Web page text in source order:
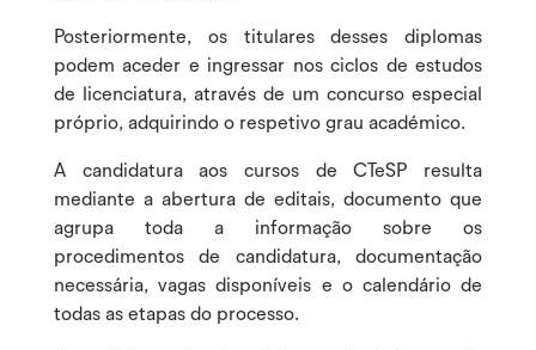
Posteriormente, os titulares desses diplomas
podem aceder e ingressar nos ciclos de estudos
de licenciatura, através de um concurso especial
próprio, adquirindo o respetivo grau académico.
A candidatura aos cursos de CTeSP resulta
mediante a abertura de editais, documento que
agrupa toda a informação sobre os
procedimentos de candidatura, documentação
necessária, vagas disponíveis e o calendário de
todas as etapas do processo.